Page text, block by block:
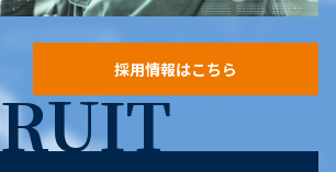
採用情報はこちら